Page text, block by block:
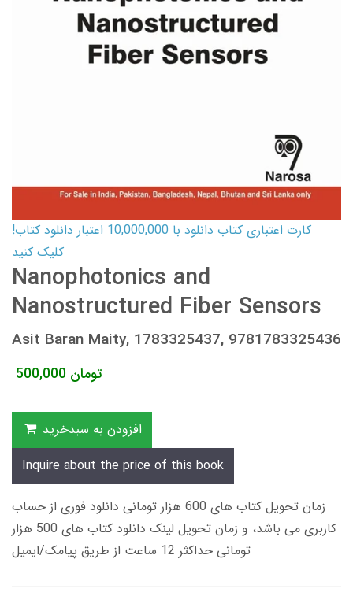
کارت اعتباری کتاب دانلود با 10,000,000 اعتبار دانلود کتاب!
کلیک کنید
Nanophotonics and
Nanostructured Fiber Sensors
Asit Baran Maity, 1783325437, 9781783325436
500,000 تومان
افزودن به سبدخرید
Inquire about the price of this book
زمان تحویل کتاب های 600 هزار تومانی دانلود فوری از حساب
کاربری می باشد، و زمان تحویل لینک دانلود کتاب های 500 هزار
تومانی حداکثر 12 ساعت از طریق پیامک/ایمیل